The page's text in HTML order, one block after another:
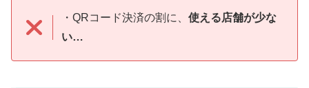
・QRコード決済の割に、 使える店舗が少な
い…